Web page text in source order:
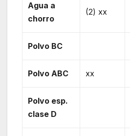
Agua a
chorro
(2) xx
Polvo BC
Polvo ABC xx
Polvo esp.
clase D